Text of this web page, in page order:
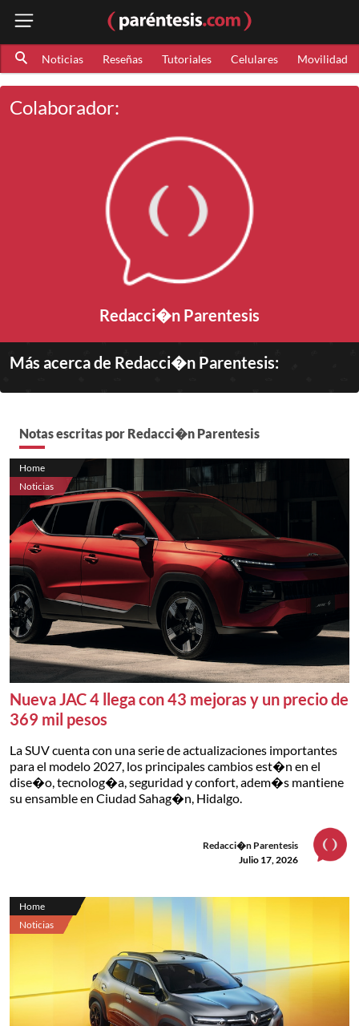
Noticias Reseñas Tutoriales Celulares Movilidad
Colaborador:
Redacci�n Parentesis
Más acerca de Redacci�n Parentesis:
Notas escritas por Redacci�n Parentesis
Home
Noticias
Nueva JAC 4 llega con 43 mejoras y un precio de
369 mil pesos
La SUV cuenta con una serie de actualizaciones importantes
para el modelo 2027, los principales cambios est�n en el
dise�o, tecnolog�a, seguridad y confort, adem�s mantiene
su ensamble en Ciudad Sahag�n, Hidalgo.
Redacci�n Parentesis
Julio 17, 2026
Home
Noticias